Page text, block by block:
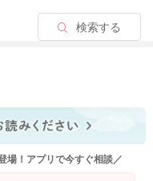
検索する
場！アプリで今すぐ相談／